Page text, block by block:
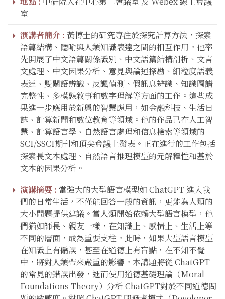
室
演講者簡介 : 黃博士的研究專注於探究計算方法，探索
語篇結構、隱喻與人類知識表達之間的相互作用。他率
先開展了中文語篇關係識別、中文語篇結構剖析、文言
文處理、中文因果分析、意見與論述探勘、細粒度語義
表達、雙關語辨識、反諷偵測、假訊息辨識、知識圖譜
完整性、多模態敘事和數字理解等方面的工作。這些成
果進一步應用於新興的智慧應用，如金融科技、生活日
誌、計算新聞和數位教育等領域。他的作品已在人工智
慧、計算語言學、自然語言處理和信息檢索等領域的
SCI/SSCI期刊和頂尖會議上發表。正在進行的工作包括
探索長文本處理、自然語言推理模型的元解釋性和基於
文本的因果分析。
演講摘要 : 當強大的大型語言模型如 ChatGPT 進入我
們的日常生活，不僅能回答一般的資訊，更能為人類的
大小問題提供建議。當人類開始依賴大型語言模型，他
們猶如師長、親友一樣，在知識上、感情上、生活上等
不同的層面，成為重要支柱。此時，如果大型語言模型
在知識上有偏誤，甚至在道德上有盲點，在不知不覺
中，將對人類帶來嚴重的影響。本講題將從 ChatGPT
的常見的錯誤出發，進而使用道德基礎理論（Moral
Foundations Theory）分析 ChatGPT對於不同道德問